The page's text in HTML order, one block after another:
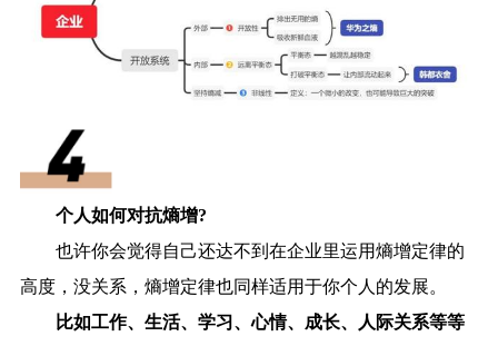
个人如何对抗熵增?
也许你会觉得自己还达不到在企业里运用熵增定律的
高度，没关系，熵增定律也同样适用于你个人的发展。
比如工作、生活、学习、心情、成长、人际关系等等